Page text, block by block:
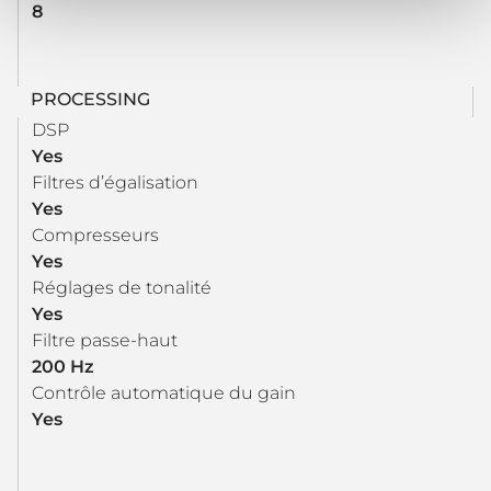
8
PROCESSING
DSP
Yes
Filtres d’égalisation
Yes
Compresseurs
Yes
Réglages de tonalité
Yes
Filtre passe-haut
200 Hz
Contrôle automatique du gain
Yes